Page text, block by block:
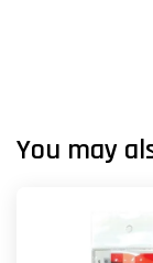
You may